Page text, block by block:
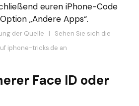
euren iPhone-Code
„Andere Apps“.
der Quelle | Sehen Sie sich die
iphone-tricks.de an
Face ID oder